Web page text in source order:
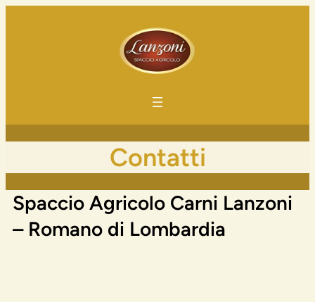
Contatti
Spaccio Agricolo Carni Lanzoni
– Romano di Lombardia